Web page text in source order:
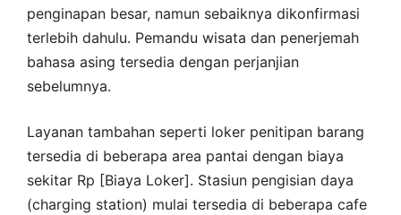
penginapan besar, namun sebaiknya dikonfirmasi
terlebih dahulu. Pemandu wisata dan penerjemah
bahasa asing tersedia dengan perjanjian
sebelumnya.
Layanan tambahan seperti loker penitipan barang
tersedia di beberapa area pantai dengan biaya
sekitar Rp [Biaya Loker]. Stasiun pengisian daya
(charging station) mulai tersedia di beberapa cafe